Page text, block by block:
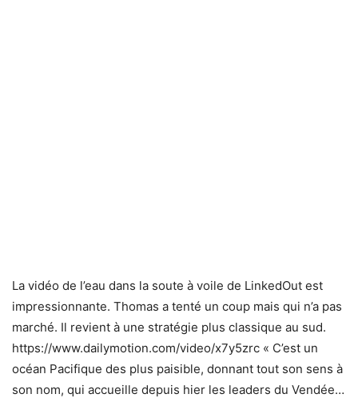
La vidéo de l’eau dans la soute à voile de LinkedOut est
impressionnante. Thomas a tenté un coup mais qui n’a pas
marché. Il revient à une stratégie plus classique au sud.
https://www.dailymotion.com/video/x7y5zrc « C’est un
océan Pacifique des plus paisible, donnant tout son sens à
son nom, qui accueille depuis hier les leaders du Vendée…